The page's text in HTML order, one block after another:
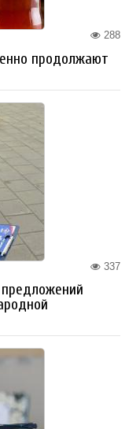
288
продолжают
337